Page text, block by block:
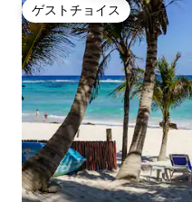
ゲストチョイス
ゲストチョイス